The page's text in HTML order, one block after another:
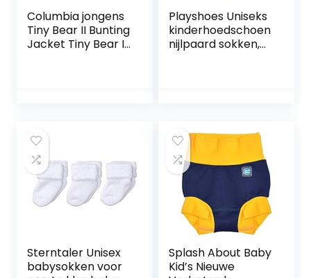
Columbia jongens
Tiny Bear II Bunting
Jacket Tiny Bear II
Playshoes Uniseks
kinderhoedschoen
nijlpaard sokken,
Sterntaler Unisex
babysokken voor
Splash About Baby
Kid’s Nieuwe